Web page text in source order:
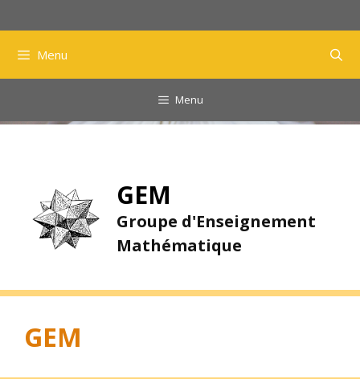
Menu
Menu
GEM
Groupe d'Enseignement
Mathématique
GEM